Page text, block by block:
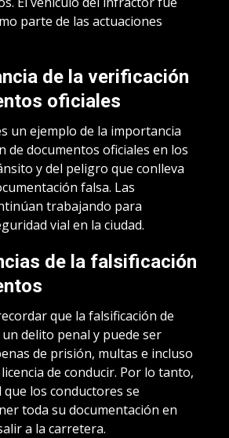
parte de las actuaciones
de la verificación
oficiales
un ejemplo de la importancia
de documentos oficiales en los
y del peligro que conlleva
falsa. Las
trabajando para
vial en la ciudad.
de la falsificación
que la falsificación de
delito penal y puede ser
de prisión, multas e incluso
de conducir. Por lo tanto,
los conductores se
toda su documentación en
a la carretera.